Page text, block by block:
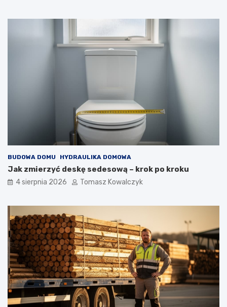
BUDOWA DOMU HYDRAULIKA DOMOWA
Jak zmierzyć deskę sedesową – krok po kroku
4 sierpnia 2026 Tomasz Kowalczyk